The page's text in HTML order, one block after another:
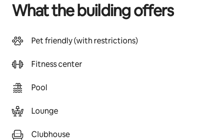
What the building offers
Pet friendly (with restrictions)
Fitness center
Pool
Lounge
Clubhouse